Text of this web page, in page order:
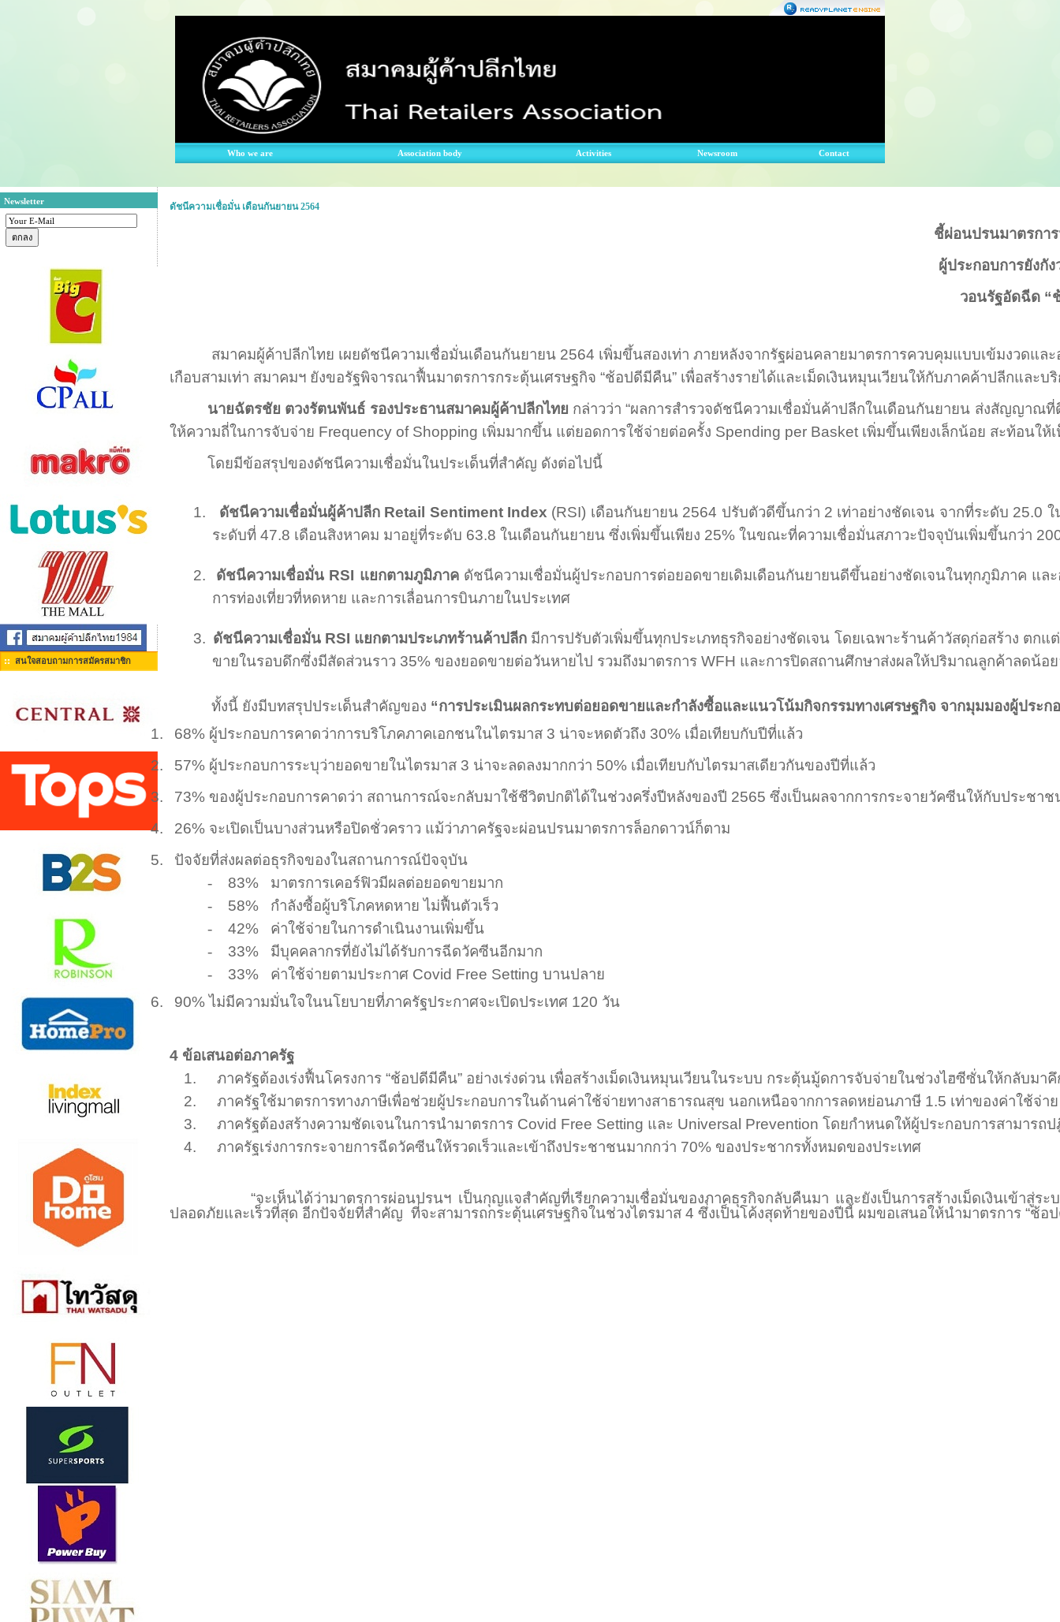
Who we are Association body Activities Newsroom Contact
Newsletter
สนใจสอบถามการสมัครสมาชิก
ดัชนีความเชื่อมั่น เดือนกันยายน 2564
ชี้ผ่อนปรนมาตรกา
ผู้ประกอบการยังกั
วอนรัฐอัดฉีด “
สมาคมผู้ค้าปลีกไทย เผยดัชนีความเชื่อมั่นเดือนกันยายน 2564 เพิ่มขึ้นสองเท่า ภายหลังจากรัฐผ่อนคลายมาตรการควบคุมแบบเข้มงวดแล
เกือบสามเท่า สมาคมฯ ยังขอรัฐพิจารณาฟื้นมาตรการกระตุ้นเศรษฐกิจ “ช้อปดีมีคืน” เพื่อสร้างรายได้และเม็ดเงินหมุนเวียนให้กับภาคค้าปลีกและบ
นายฉัตรชัย ตวงรัตนพันธ์ รองประธานสมาคมผู้ค้าปลีกไทย กล่าวว่า “ผลการสำรวจดัชนีความเชื่อมั่นค้าปลีกในเดือนกันยายน ส่งสัญญาณ
ให้ความถี่ในการจับจ่าย Frequency of Shopping เพิ่มมากขึ้น แต่ยอดการใช้จ่ายต่อครั้ง Spending per Basket เพิ่มขึ้นเพียงเล็กน้อย สะท้อนใ
โดยมีข้อสรุปของดัชนีความเชื่อมั่นในประเด็นที่สำคัญ ดังต่อไปนี้
1. ดัชนีความเชื่อมั่นผู้ค้าปลีก Retail Sentiment Index (RSI) เดือนกันยายน 2564 ปรับตัวดีขึ้นกว่า 2 เท่าอย่างชัดเจน จากที่ระดับ 25.0 ใ
ระดับที่ 47.8 เดือนสิงหาคม มาอยู่ที่ระดับ 63.8 ในเดือนกันยายน ซึ่งเพิ่มขึ้นเพียง 25% ในขณะที่ความเชื่อมั่นสภาวะปัจจุบันเพิ่มขึ้นกว่า
2. ดัชนีความเชื่อมั่น RSI แยกตามภูมิภาคดัชนีความเชื่อมั่นผู้ประกอบการต่อยอดขายเดิมเดือนกันยายนดีขึ้นอย่างชัดเจนในทุกภูมิภาค แล
การท่องเที่ยวที่หดหาย และการเลื่อนการบินภายในประเทศ
3. ดัชนีความเชื่อมั่นRSI แยกตามประเภทร้านค้าปลีก มีการปรับตัวเพิ่มขึ้นทุกประเภทธุรกิจอย่างชัดเจน โดยเฉพาะร้านค้าวัสดุก่อสร้าง ตกแ
ขายในรอบดึกซึ่งมีสัดส่วนราว 35% ของยอดขายต่อวันหายไป รวมถึงมาตรการ WFH และการปิดสถานศึกษาส่งผลให้ปริมาณลูกค้าลดน้อย
ทั้งนี้ ยังมีบทสรุปประเด็นสำคัญของ “การประเมินผลกระทบต่อยอดขายและกำลังซื้อและแนวโน้มกิจกรรมทางเศรษฐกิจ จากมุมมองผู้ประก
1.
68% ผู้ประกอบการคาดว่าการบริโภคภาคเอกชนในไตรมาส 3 น่าจะหดตัวถึง 30% เมื่อเทียบกับปีที่แล้ว
2.
57% ผู้ประกอบการระบุว่ายอดขายในไตรมาส 3 น่าจะลดลงมากกว่า 50% เมื่อเทียบกับไตรมาสเดียวกันของปีที่แล้ว
3.
73% ของผู้ประกอบการคาดว่า สถานการณ์จะกลับมาใช้ชีวิตปกติได้ในช่วงครึ่งปีหลังของปี 2565 ซึ่งเป็นผลจากการกระจายวัคซีนให้กับประชา
4.
26% จะเปิดเป็นบางส่วนหรือปิดชั่วคราว แม้ว่าภาครัฐจะผ่อนปรนมาตรการล็อกดาวน์ก็ตาม
5.
ปัจจัยที่ส่งผลต่อธุรกิจของในสถานการณ์ปัจจุบัน
-
83% มาตรการเคอร์ฟิวมีผลต่อยอดขายมาก
-
58% กำลังซื้อผู้บริโภคหดหาย ไม่ฟื้นตัวเร็ว
-
42% ค่าใช้จ่ายในการดำเนินงานเพิ่มขึ้น
-
33%
มีบุคคลากรที่ยังไม่ได้รับการฉีดวัคซีนอีกมาก
-
33% ค่าใช้จ่ายตามประกาศ Covid Free Setting บานปลาย
6.
90%ไม่มีความมั่นใจในนโยบายที่ภาครัฐประกาศจะเปิดประเทศ 120 วัน
4 ข้อเสนอต่อภาครัฐ
1.
ภาครัฐต้องเร่งฟื้นโครงการ “ช้อปดีมีคืน” อย่างเร่งด่วน เพื่อสร้างเม็ดเงินหมุนเวียนในระบบ กระตุ้นมู้ดการจับจ่ายในช่วงไฮซีซั่นให้กลับมา
2.
ภาครัฐใช้มาตรการทางภาษีเพื่อช่วยผู้ประกอบการในด้านค่าใช้จ่ายทางสาธารณสุข นอกเหนือจากการลดหย่อนภาษี 1.5 เท่าของค่าใช้จ่า
3.
ภาครัฐต้องสร้างความชัดเจนในการนำมาตรการ Covid Free Setting และ Universal Prevention โดยกำหนดให้ผู้ประกอบการสามารถ
4.
ภาครัฐเร่งการกระจายการฉีดวัคซีนให้รวดเร็วและเข้าถึงประชาชนมากกว่า 70% ของประชากรทั้งหมดของประเทศ
“จะเห็นได้ว่ามาตรการผ่อนปรนฯ เป็นกุญแจสำคัญที่เรียกความเชื่อมั่นของภาคธุรกิจกลับคืนมา และยังเป็นการสร้างเม็ดเงินเข้าสู่ร
ปลอดภัยและเร็วที่สุด อีกปัจจัยที่สำคัญ ที่จะสามารถกระตุ้นเศรษฐกิจในช่วงไตรมาส 4 ซึ่งเป็นโค้งสุดท้ายของปีนี้ ผมขอเสนอให้นำมาตรการ “ช้อ